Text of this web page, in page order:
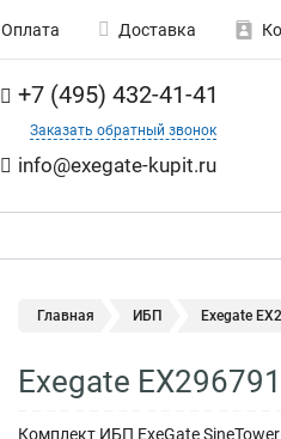
Оплата Доставка
+7 (495) 432-41-41
Заказать обратный звонок
info@exegate-kupit.ru
Главная ИБП Exegate
Exegate
Комплект ИБП ExeGate